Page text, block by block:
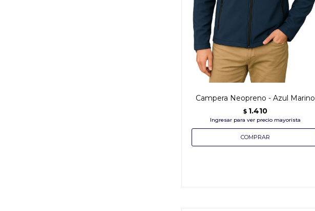
Campera Neopreno - Azul Marino
$ 1.410